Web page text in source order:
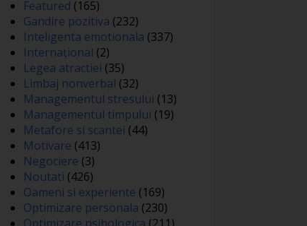
Featured (165)
Gandire pozitiva (232)
Inteligenta emotionala (337)
Internațional (2)
Legea atractiei (35)
Limbaj nonverbal (32)
Managementul stresului (13)
Managementul timpului (19)
Metafore si scantei (44)
Motivare (413)
Negociere (3)
Noutati (426)
Oameni si experiente (169)
Optimizare personala (230)